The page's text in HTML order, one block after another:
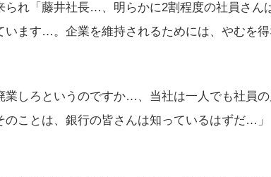
れ「藤井社長…、明らかに2割程度の社員さん
ます…。企業を維持されるためには、やむを得
しろというのですか…、当社は一人でも社員
ことは、銀行の皆さんは知っているはずだ…」